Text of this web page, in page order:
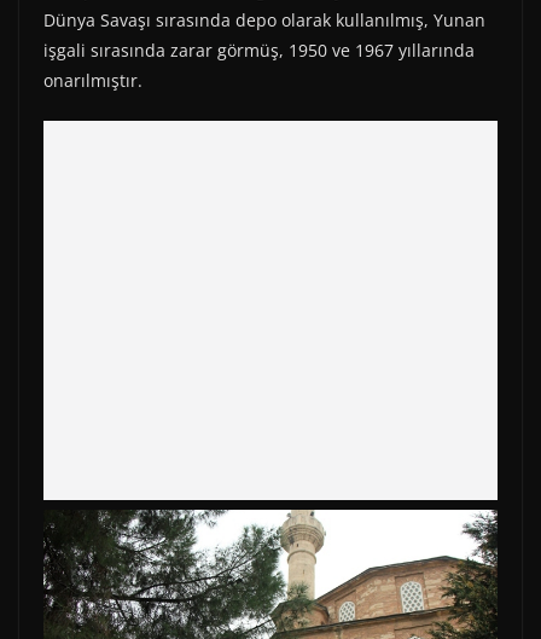
Dünya Savaşı sırasında depo olarak kullanılmış, Yunan
işgali sırasında zarar görmüş, 1950 ve 1967 yıllarında
onarılmıştır.